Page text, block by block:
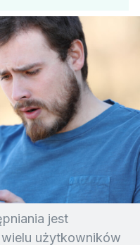
jest
użytkowników